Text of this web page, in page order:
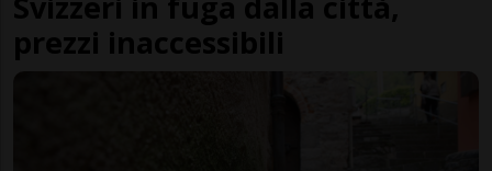
prezzi inaccessibili